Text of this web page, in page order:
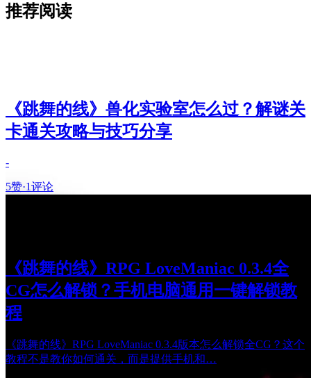
推荐阅读
《跳舞的线》兽化实验室怎么过？解谜关
卡通关攻略与技巧分享
-
5赞·1评论
《跳舞的线》RPG LoveManiac 0.3.4全
CG怎么解锁？手机电脑通用一键解锁教
程
《跳舞的线》RPG LoveManiac 0.3.4版本怎么解锁全CG？这个
教程不是教你如何通关，而是提供手机和…